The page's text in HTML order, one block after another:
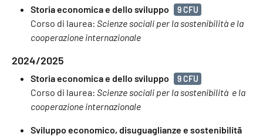
Storia economica e dello sviluppo 9 CFU
Corso di laurea: Scienze sociali per la sostenibilità e la
cooperazione internazionale
2024/2025
Storia economica e dello sviluppo 9 CFU
Corso di laurea: Scienze sociali per la sostenibilità e la
cooperazione internazionale
Sviluppo economico, disuguaglianze e sostenibilitã